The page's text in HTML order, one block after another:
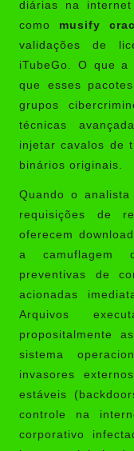
diárias na
como musify
validações de
iTubeGo. O que a
que esses
grupos
técnicas
injetar cavalos de
binários originais.
Quando o
requisições de
oferecem
a camuflagem
preventivas de
acionadas
Arquivos
propositalmente
sistema
invasores
estáveis
controle na
corporativo